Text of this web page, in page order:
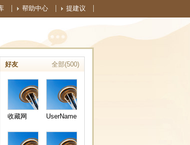
提建议
帮助中心
好友 全部(500)
收藏网 UserName